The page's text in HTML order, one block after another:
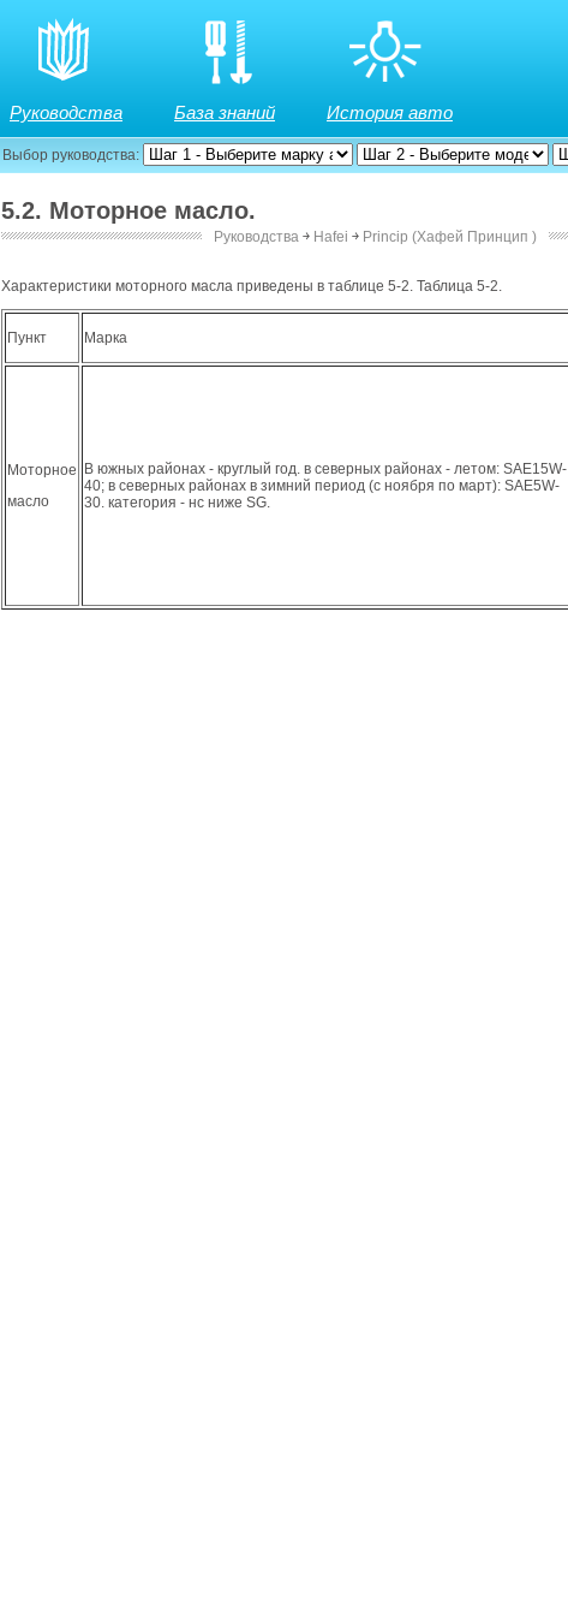
Руководства База знаний История авто
Выбор руководства:
5.2. Моторное масло.
Руководства ￫ Hafei ￫ Princip (Хафей Принцип )
Характеристики моторного масла приведены в таблице 5-2. Таблица 5-2.
Пункт Марка
Моторное
масло
В южных районах - круглый год. в северных районах - летом: SAE15W-
40; в северных районах в зимний период (с ноября по март): SAE5W-
30. категория - нс ниже SG.